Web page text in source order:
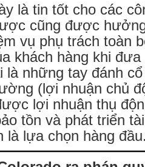
là tin tốt cho các
cũng được
vụ phụ trách toàn
khách hàng khi
là những tay đánh
(lợi nhuận chủ
lợi nhuận thụ
tồn và phát triển
là lựa chọn hàng